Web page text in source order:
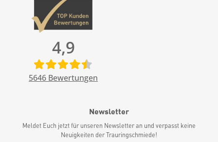
4,9
5646 Bewertungen
Newsletter
Meldet Euch jetzt für unseren Newsletter an und verpasst keine
Neuigkeiten der Trauringschmiede!